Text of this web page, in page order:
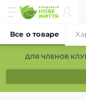
ДЛЯ ЧЛЕНОВ
Все о товаре